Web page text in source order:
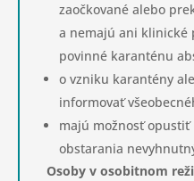
zaočkované alebo
a nemajú ani klinické
povinné karanténu
o vzniku karantény
informovať
majú možnosť
obstarania
Osoby v osobitnom